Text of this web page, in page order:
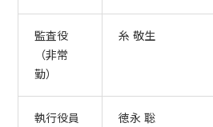
監査役
（非常
勤）
糸 敬生
執行役員 徳永 聡